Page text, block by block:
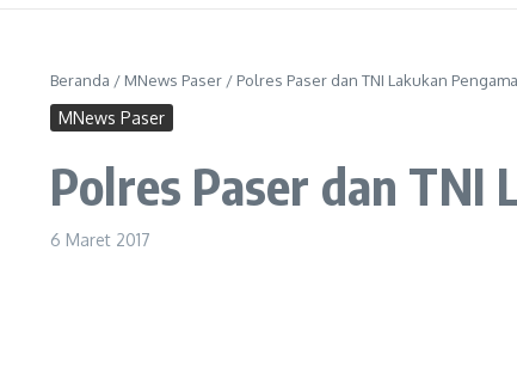
Beranda / MNews Paser / Polres Paser dan TNI Lakukan
MNews Paser
Polres Paser dan TNI
6 Maret 2017